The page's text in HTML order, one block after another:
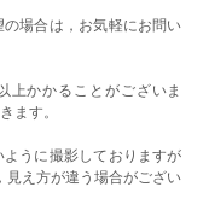
場合は，お気軽にお問い
かかることがございま
ます。
うに撮影しておりますが
え方が違う場合がござい